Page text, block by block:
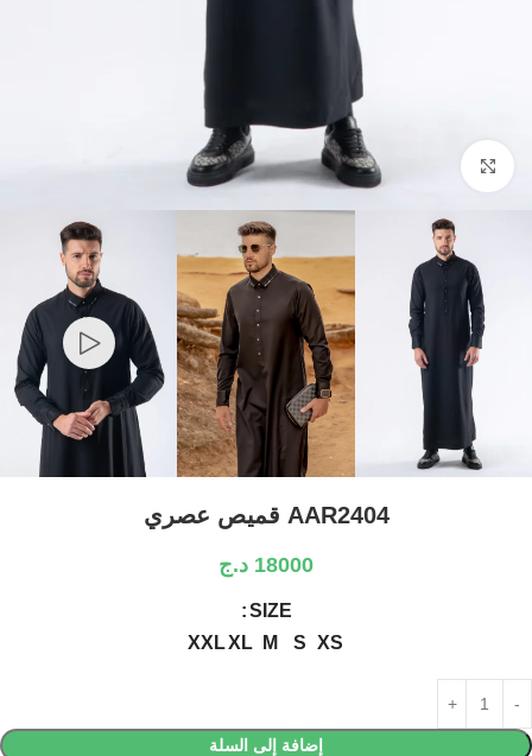
Click to enlarge
AAR2404 قميص عصري
18000 د.ج
SIZE
XS
S
M
XL
XXL
إضافة إلى السلة